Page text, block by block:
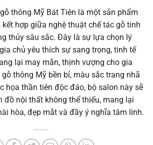
thông Mỹ Bát Tiên là một sản phẩm
hợp giữa nghệ thuật chế tác gỗ tinh
thủy sâu sắc. Đây là sự lựa chọn lý
chủ yêu thích sự sang trọng, tinh tế
lại may mắn, thịnh vượng cho gia
thông Mỹ bền bỉ, màu sắc trang nhã
họa thần tiên độc đáo, bộ salon này sẽ
đồ nội thất không thể thiếu, mang lại
hòa, đẹp mắt và đầy ý nghĩa tâm linh.